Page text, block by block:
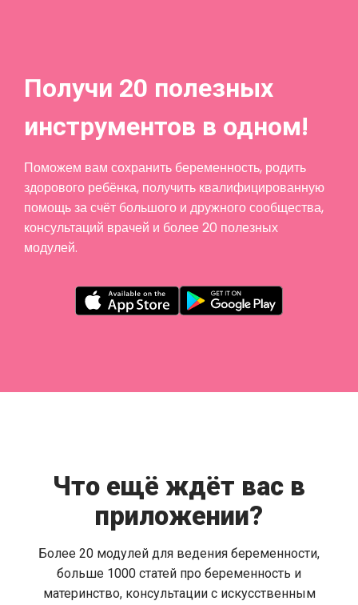
Получи 20 полезных
инструментов в одном!
Поможем вам сохранить беременность, родить
здорового ребёнка, получить квалифицированную
помощь за счёт большого и дружного сообщества,
консультаций врачей и более 20 полезных
модулей.
Что ещё ждёт вас в
приложении?
Более 20 модулей для ведения беременности,
больше 1000 статей про беременность и
материнство, консультации с искусственным